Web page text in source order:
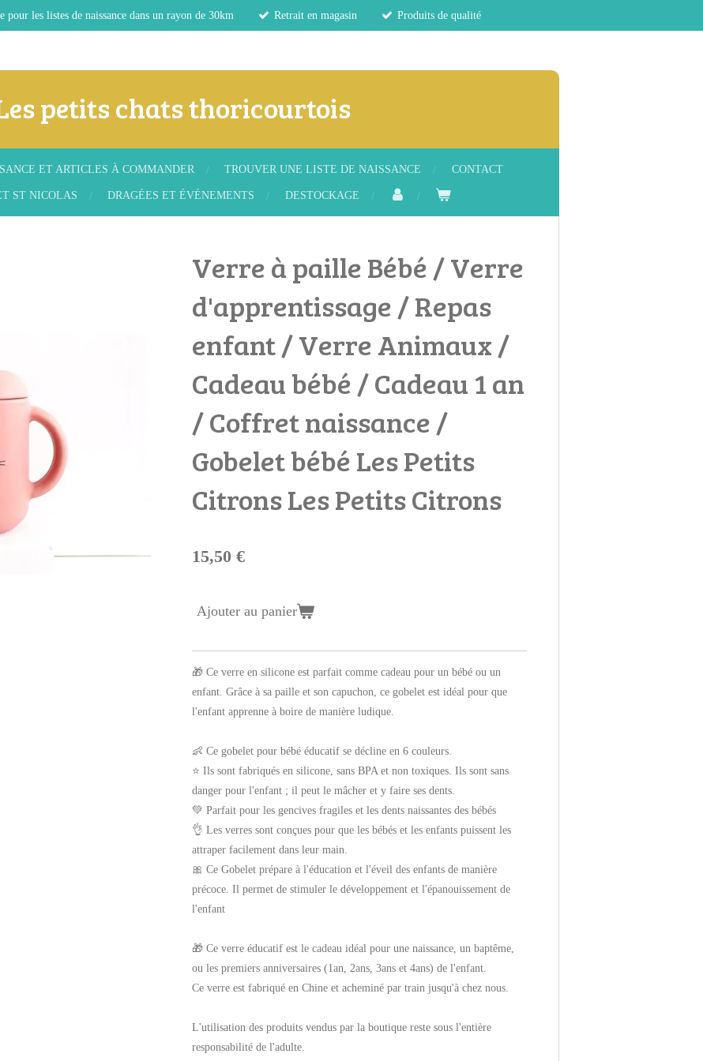
les listes de naissance dans un rayon de 30km Retrait en magasin Produits de qualité
petits chats thoricourtois
ET ARTICLES À COMMANDER TROUVER UNE LISTE DE NAISSANCE CONTACT
ST NICOLAS DRAGÉES ET ÉVÉNEMENTS DESTOCKAGE
Verre à paille Bébé / Verre
d'apprentissage / Repas
enfant / Verre Animaux /
Cadeau bébé / Cadeau 1 an
/ Coffret naissance /
Gobelet bébé Les Petits
Citrons Les Petits Citrons
15,50 €
Ajouter au panier
🎁 Ce verre en silicone est parfait comme cadeau pour un bébé ou un
enfant. Grâce à sa paille et son capuchon, ce gobelet est idéal pour que
l'enfant apprenne à boire de manière ludique.
👶 Ce gobelet pour bébé éducatif se décline en 6 couleurs.
⭐ Ils sont fabriqués en silicone, sans BPA et non toxiques. Ils sont sans
danger pour l'enfant ; il peut le mâcher et y faire ses dents.
💚 Parfait pour les gencives fragiles et les dents naissantes des bébés
👌 Les verres sont conçues pour que les bébés et les enfants puissent les
attraper facilement dans leur main.
🎀 Ce Gobelet prépare à l'éducation et l'éveil des enfants de manière
précoce. Il permet de stimuler le développement et l'épanouissement de
l'enfant
🎁 Ce verre éducatif est le cadeau idéal pour une naissance, un baptême,
ou les premiers anniversaires (1an, 2ans, 3ans et 4ans) de l'enfant.
Ce verre est fabriqué en Chine et acheminé par train jusqu'à chez nous.
L'utilisation des produits vendus par la boutique reste sous l'entière
responsabilité de l'adulte.